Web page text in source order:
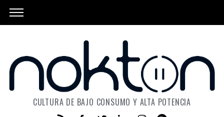
CULTURA DE BAJO CONSUMO Y ALTA POTENCIA